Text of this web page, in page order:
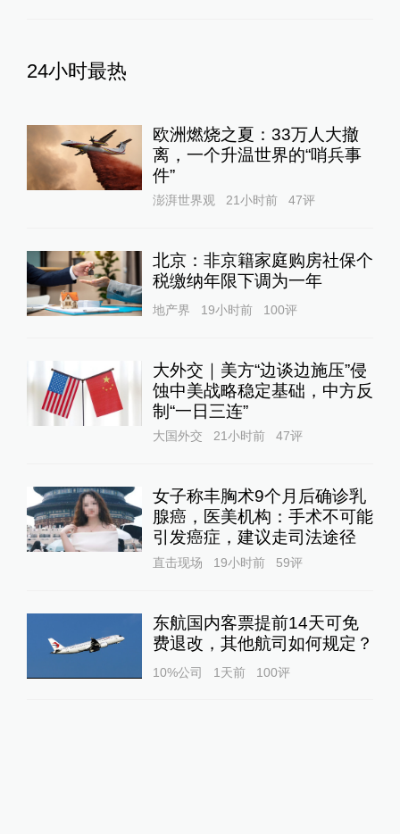
24小时最热
欧洲燃烧之夏：33万人大撤
离，一个升温世界的“哨兵事
件”
澎湃世界观 21小时前 47评
北京：非京籍家庭购房社保个
税缴纳年限下调为一年
地产界 19小时前 100评
大外交｜美方“边谈边施压”侵
蚀中美战略稳定基础，中方反
制“一日三连”
大国外交 21小时前 47评
女子称丰胸术9个月后确诊乳
腺癌，医美机构：手术不可能
引发癌症，建议走司法途径
直击现场 19小时前 59评
东航国内客票提前14天可免
费退改，其他航司如何规定？
10%公司 1天前 100评